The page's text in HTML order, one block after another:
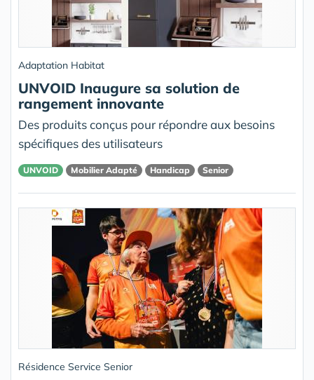
Adaptation Habitat
UNVOID Inaugure sa solution de
rangement innovante
Des produits conçus pour répondre aux besoins
spécifiques des utilisateurs
UNVOID Mobilier Adapté Handicap Senior
Résidence Service Senior